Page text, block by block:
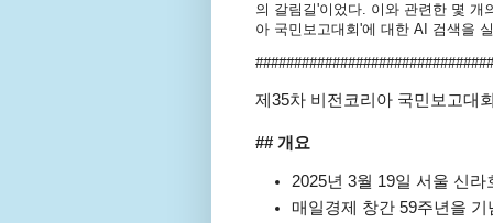
의 갈림길'이었다. 이와 관련한 몇 개
아 국민보고대회'에 대한 AI 검색을
제35차 비전코리아 국민보고대
## 개요
2025년 3월 19일 서울 신
매일경제 창간 59주년을 기